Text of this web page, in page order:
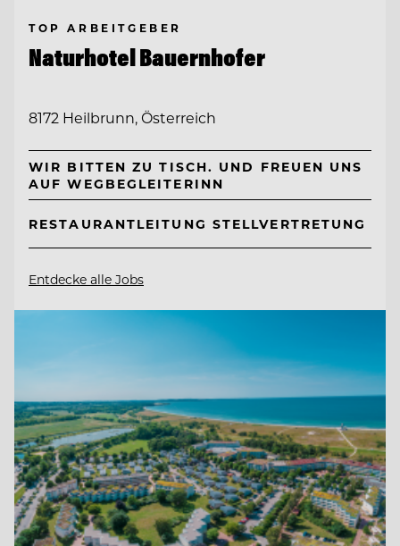
TOP ARBEITGEBER
Naturhotel Bauernhofer
8172 Heilbrunn, Österreich
WIR BITTEN ZU TISCH. UND FREUEN UNS
AUF WEGBEGLEITERINN
RESTAURANTLEITUNG STELLVERTRETUNG
Entdecke alle Jobs